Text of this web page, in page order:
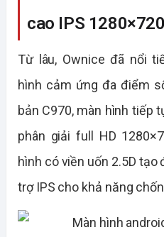
cao IPS 1280×720
Từ lâu, Ownice đã nổi
hình cảm ứng đa điểm
bản C970, màn hình tiếp
phân giải full HD
hình có viền uốn 2.5D
trợ IPS cho khả năng